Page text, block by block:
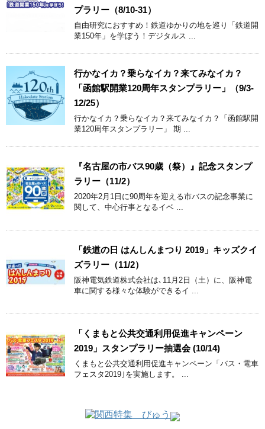
プラリー（8/10-31）
自由研究におすすめ！鉄道ゆかりの地を巡り「鉄道開
業150年」を学ぼう！デジタルス ...
行かなイカ？乗らなイカ？来てみなイカ？
「函館駅開業120周年スタンプラリー」（9/3-
12/25）
行かなイカ？乗らなイカ？来てみなイカ？「函館駅開
業120周年スタンプラリー」 期 ...
『名古屋の市バス90歳（祭）』記念スタンプ
ラリー（11/2）
2020年2月1日に90周年を迎える市バスの記念事業に
関して、中心行事となるイベ ...
「鉄道の日 はんしんまつり 2019」キッズクイ
ズラリー（11/2）
阪神電気鉄道株式会社は､11月2日（土）に、阪神電
車に関する様々な体験ができるイ ...
「くまもと公共交通利用促進キャンペーン
2019」スタンプラリー抽選会 (10/14)
くまもと公共交通利用促進キャンペーン「バス・電車
フェスタ2019｣を実施します。 ...